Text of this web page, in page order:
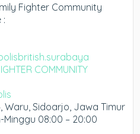
Fighter Community
:
COMMUNITY
Waru, Sidoarjo, Jawa Timur
Minggu 08:00 – 20:00